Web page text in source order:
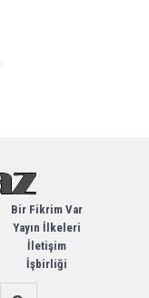
Bir Fikrim Var
Yayın İlkeleri
İletişim
İşbirliği